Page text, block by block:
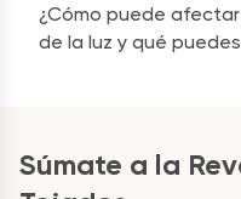
¿Cómo puede
de la luz y qué
Súmate a la